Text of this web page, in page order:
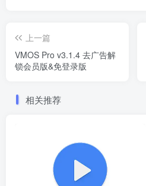
上一篇
VMOS Pro v3.1.4 去广告解
锁会员版&免登录版
相关推荐